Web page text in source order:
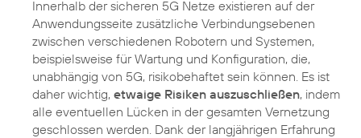
Innerhalb der sicheren 5G Netze existieren auf der
Anwendungsseite zusätzliche Verbindungsebenen
zwischen verschiedenen Robotern und Systemen,
beispielsweise für Wartung und Konfiguration, die,
unabhängig von 5G, risikobehaftet sein können. Es ist
daher wichtig, etwaige Risiken auszuschließen, indem
alle eventuellen Lücken in der gesamten Vernetzung
geschlossen werden. Dank der langjährigen Erfahrung